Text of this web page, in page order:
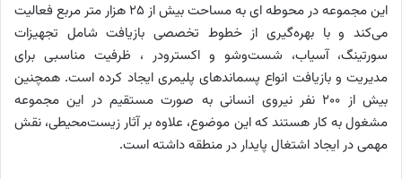
این مجموعه در محوطه ای به مساحت بیش از ۲۵ هزار متر مربع فعالیت
می‌کند و با بهره‌گیری از خطوط تخصصی بازیافت شامل تجهیزات
سورتینگ، آسیاب، شست‌وشو و اکسترودر ، ظرفیت مناسبی برای
مدیریت و بازیافت انواع پسماندهای پلیمری ایجاد کرده است. همچنین
بیش از ۲۰۰ نفر نیروی انسانی به صورت مستقیم در این مجموعه
مشغول به کار هستند که این موضوع، علاوه بر آثار زیست‌محیطی، نقش
مهمی در ایجاد اشتغال پایدار در منطقه داشته است.